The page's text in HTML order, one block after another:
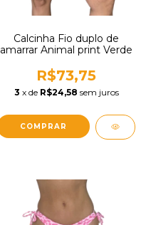
Calcinha Fio duplo de
amarrar Animal print Verde
R$73,75
3 x de R$24,58 sem juros
COMPRAR